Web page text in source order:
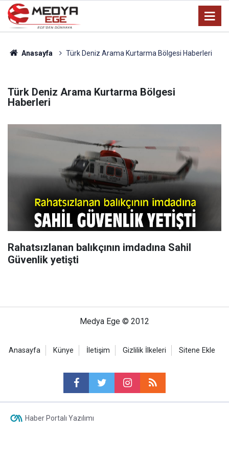
Anasayfa Türk Deniz Arama Kurtarma Bölgesi Haberleri
Türk Deniz Arama Kurtarma Bölgesi
Haberleri
Rahatsızlanan balıkçının imdadına Sahil
Güvenlik yetişti
Medya Ege © 2012
Anasayfa Künye İletişim Gizlilik İlkeleri Sitene Ekle
Haber Portalı Yazılımı